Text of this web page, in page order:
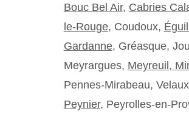
Bouc Bel Air, Cabries
le-Rouge, Coudoux,
Gardanne, Gréasque,
Meyrargues, Meyreuil,
Pennes-Mirabeau,
Peynier, Peyrolles-en-